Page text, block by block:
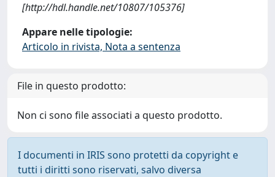
[http://hdl.handle.net/10807/105376]
Appare nelle tipologie:
Articolo in rivista, Nota a sentenza
File in questo prodotto:
Non ci sono file associati a questo prodotto.
I documenti in IRIS sono protetti da copyright e
tutti i diritti sono riservati, salvo diversa